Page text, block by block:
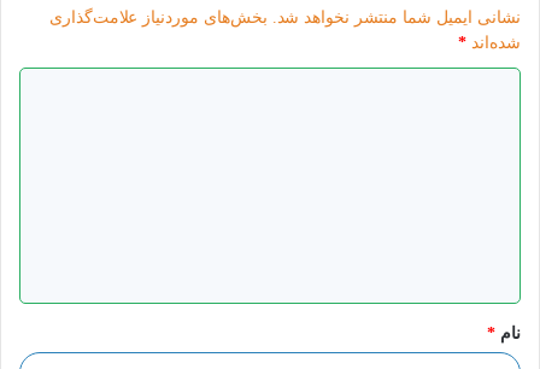
نشانی ایمیل شما منتشر نخواهد شد. بخش‌های موردنیاز علامت‌گذاری
شده‌اند *
*
نام *